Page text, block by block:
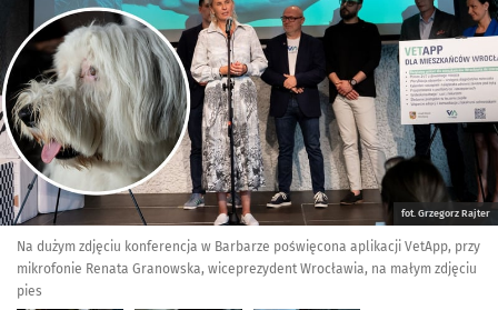
fot. Grzegorz Rajter
Na dużym zdjęciu konferencja w Barbarze poświęcona aplikacji VetApp, przy
mikrofonie Renata Granowska, wiceprezydent Wrocławia, na małym zdjęciu
pies